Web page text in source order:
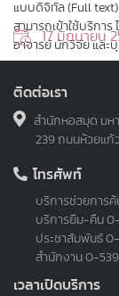
แบบดิจิทัล (Full
สามารถเข้าใช้บริกา
อาจารย์ นักวิจัย และ
17 มิถุนายน
ติดต่อเรา
สำนักหอสมุด มห
239 ถนนห้วยแก้
โทรศัพท์
บริการช่วยการค้
บริการยืม-คืน
ประชาสัมพันธ์
สำนักงาน 0-
เวลาเปิดบริการ